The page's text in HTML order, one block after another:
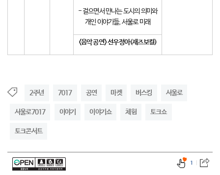
- 걸으면서 만나는 도시의 의미와
개인 이야기들, 서울로 미래
<음악 공연>선우정아(재즈보컬)
2주년 7017 공연 마켓 버스킹 서울로
서울로7017 이야기 이야기쇼 체험 토크쇼
토크콘서트
1